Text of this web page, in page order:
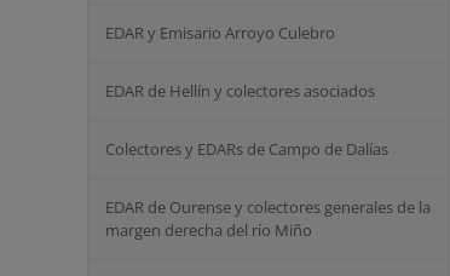
EDAR y Emisario Arroyo Culebro
EDAR de Hellín y colectores asociados
Colectores y EDARs de Campo de Dalías
EDAR de Ourense y colectores generales de la
margen derecha del río Miño